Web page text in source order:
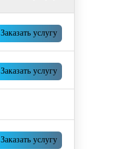
Заказать услугу
Заказать услугу
Заказать услугу